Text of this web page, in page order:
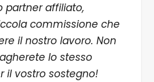
partner affiliato,
commissione che
il nostro lavoro. Non
lo stesso
il vostro sostegno!